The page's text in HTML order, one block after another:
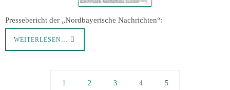
Pressebericht der „Nordbayerische Nachrichten“:
WEITERLESEN…
1 2 3 4 5